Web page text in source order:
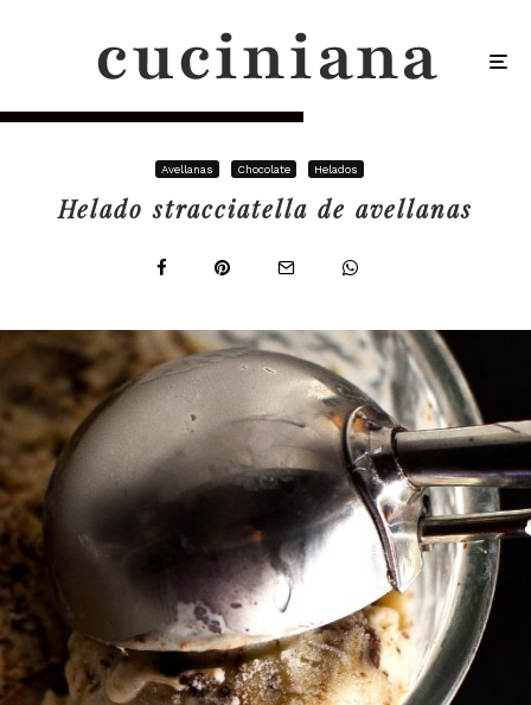
Avellanas Chocolate Helados
Helado stracciatella de avellanas